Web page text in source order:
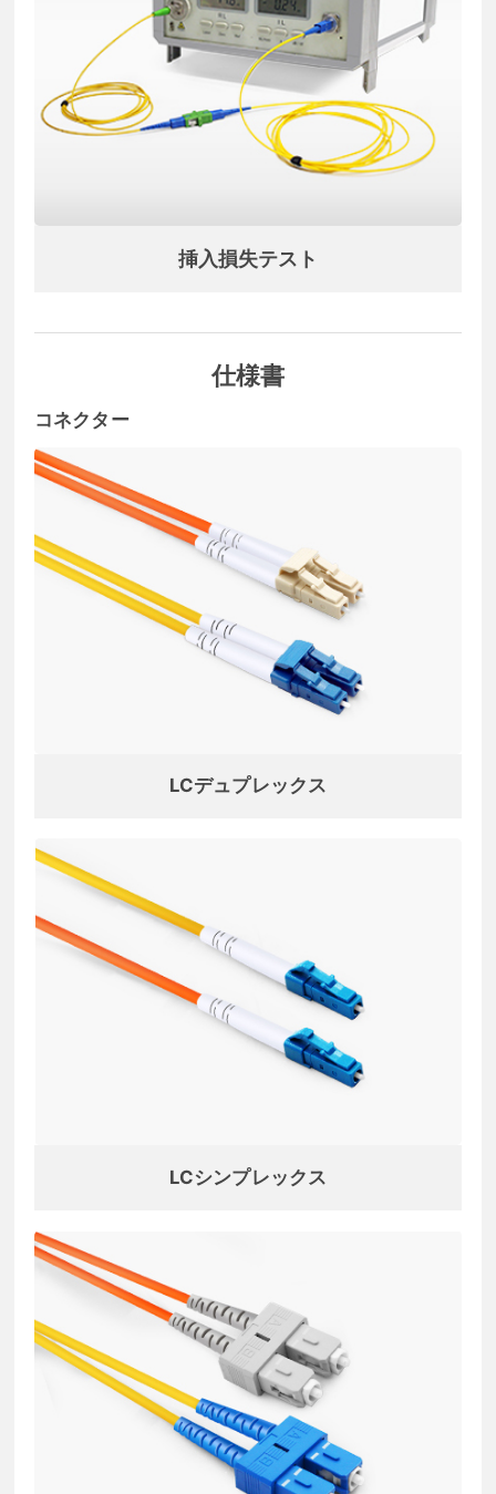
挿入損失テスト
仕様書
コネクター
LCデュプレックス
LCシンプレックス